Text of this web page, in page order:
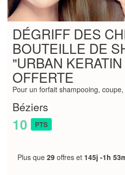
DÉGRIFF DES
BOUTEILLE DE
"URBAN
OFFERTE
Pour un forfait shampooing,
Béziers
10 PTS
Plus que 29 offres et 145j -1h